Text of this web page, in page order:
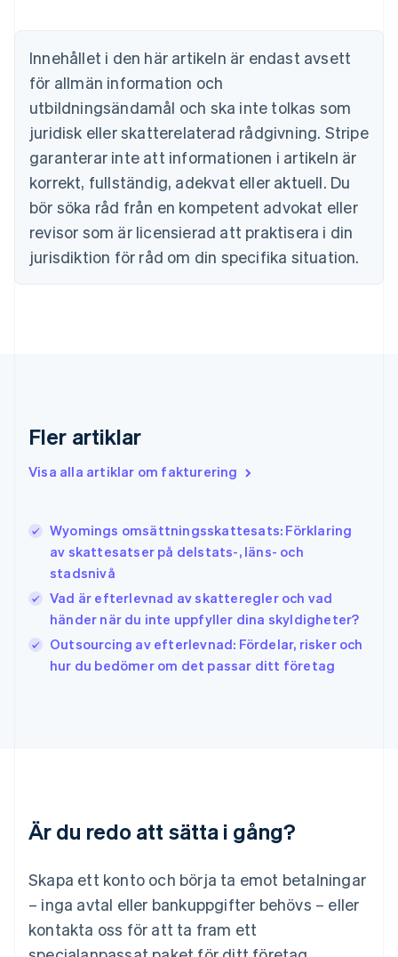
Innehållet i den här artikeln är endast avsett
för allmän information och
utbildningsändamål och ska inte tolkas som
juridisk eller skatterelaterad rådgivning. Stripe
garanterar inte att informationen i artikeln är
korrekt, fullständig, adekvat eller aktuell. Du
bör söka råd från en kompetent advokat eller
revisor som är licensierad att praktisera i din
jurisdiktion för råd om din specifika situation.
Fler artiklar
Visa alla artiklar om fakturering
Wyomings omsättningsskattesats: Förklaring
av skattesatser på delstats-, läns- och
stadsnivå
Vad är efterlevnad av skatteregler och vad
händer när du inte uppfyller dina skyldigheter?
Outsourcing av efterlevnad: Fördelar, risker och
hur du bedömer om det passar ditt företag
Är du redo att sätta i gång?
Skapa ett konto och börja ta emot betalningar
– inga avtal eller bankuppgifter behövs – eller
kontakta oss för att ta fram ett
Brasilien
Bulgarien
English
Cypern
English
Danmark
English
English
Fastlandskina
简体中文 English
Finland
EnglishSvenska
English
English简体中文
Irland
English
Italien
ItalianoEnglish
Japan
日本語 English
EnglishFrançais
Kroatien
FrançaisDeutschEnglish
Malta
English
Mexiko
Español English